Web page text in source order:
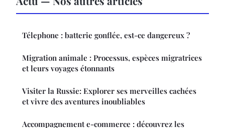
Télephone : batterie gonflée, est-ce dangereux ?
Migration animale : Processus, espèces migratrices
et leurs voyages étonnants
Visiter la Russie: Explorer ses merveilles cachées
et vivre des aventures inoubliables
Accompagnement e-commerce : découvrez les